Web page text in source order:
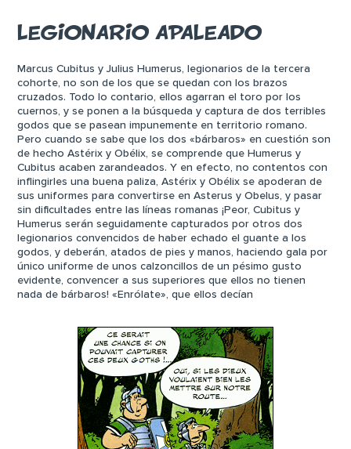
LEGIONARIO APALEADO
Marcus Cubitus y Julius Humerus, legionarios de la tercera
cohorte, no son de los que se quedan con los brazos
cruzados. Todo lo contario, ellos agarran el toro por los
cuernos, y se ponen a la búsqueda y captura de dos terribles
godos que se pasean impunemente en territorio romano.
Pero cuando se sabe que los dos «bárbaros» en cuestión son
de hecho Astérix y Obélix, se comprende que Humerus y
Cubitus acaben zarandeados. Y en efecto, no contentos con
inflingirles una buena paliza, Astérix y Obélix se apoderan de
sus uniformes para convertirse en Asterus y Obelus, y pasar
sin dificultades entre las líneas romanas ¡Peor, Cubitus y
Humerus serán seguidamente capturados por otros dos
legionarios convencidos de haber echado el guante a los
godos, y deberán, atados de pies y manos, haciendo gala por
único uniforme de unos calzoncillos de un pésimo gusto
evidente, convencer a sus superiores que ellos no tienen
nada de bárbaros! «Enrólate», que ellos decían